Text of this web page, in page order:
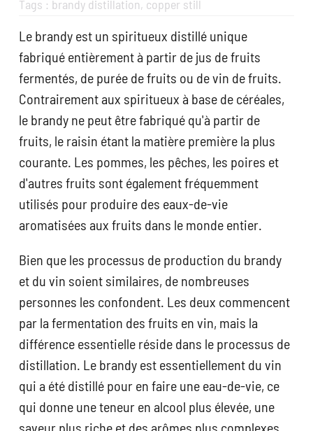
Tags : brandy distillation, copper still
Le brandy est un spiritueux distillé unique
fabriqué entièrement à partir de jus de fruits
fermentés, de purée de fruits ou de vin de fruits.
Contrairement aux spiritueux à base de céréales,
le brandy ne peut être fabriqué qu'à partir de
fruits, le raisin étant la matière première la plus
courante. Les pommes, les pêches, les poires et
d'autres fruits sont également fréquemment
utilisés pour produire des eaux-de-vie
aromatisées aux fruits dans le monde entier.
Bien que les processus de production du brandy
et du vin soient similaires, de nombreuses
personnes les confondent. Les deux commencent
par la fermentation des fruits en vin, mais la
différence essentielle réside dans le processus de
distillation. Le brandy est essentiellement du vin
qui a été distillé pour en faire une eau-de-vie, ce
qui donne une teneur en alcool plus élevée, une